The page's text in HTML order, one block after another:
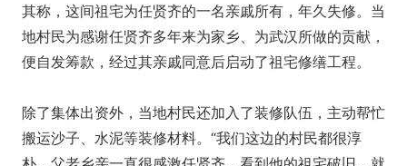
其称，这间祖宅为任贤齐的一名亲戚所有，年久失修。当
地村民为感谢任贤齐多年来为家乡、为武汉所做的贡献，
便自发筹款，经过其亲戚同意后启动了祖宅修缮工程。
除了集体出资外，当地村民还加入了装修队伍，主动帮忙
搬运沙子、水泥等装修材料。“我们这边的村民都很淳